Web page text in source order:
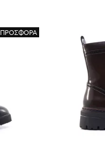
ΠΡΟΣΦΟΡΑ